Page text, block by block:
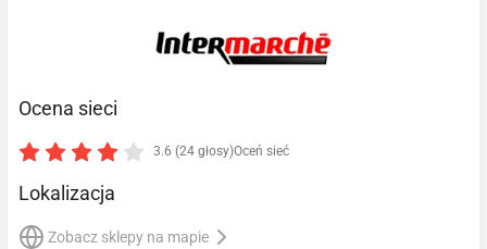
Ocena sieci
3.6 (24 głosy)Oceń sieć
Lokalizacja
Zobacz sklepy na mapie